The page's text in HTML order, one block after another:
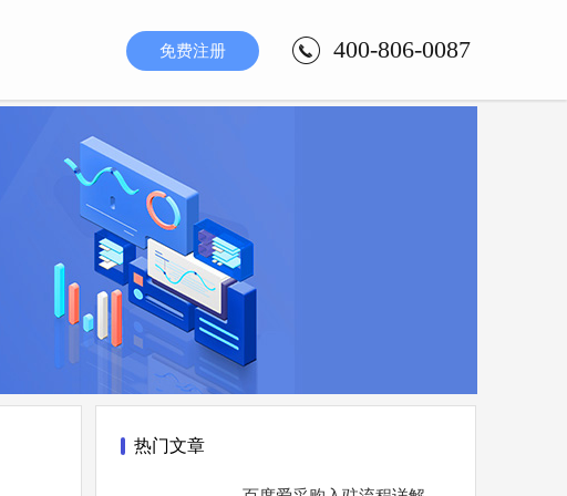
400-806-0087
免费注册
热门文章